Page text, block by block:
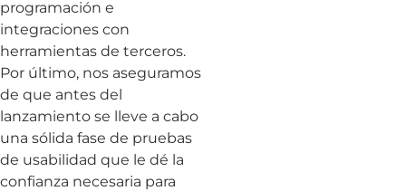
programación e
integraciones con
herramientas de terceros.
Por último, nos aseguramos
de que antes del
lanzamiento se lleve a cabo
una sólida fase de pruebas
de usabilidad que le dé la
confianza necesaria para